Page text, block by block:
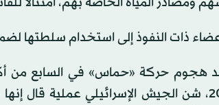
ذات النفوذ إلى استخدام سلطتها
الحرب في قطاع غزة. وفي يناير 2025، شن الجيش